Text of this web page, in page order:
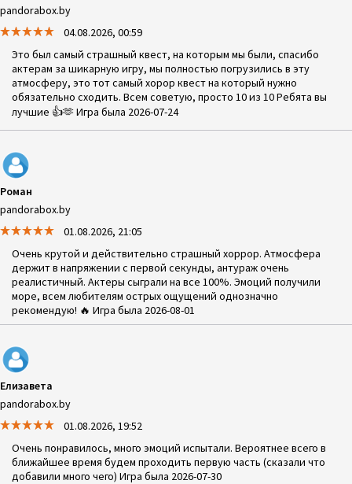
pandorabox.by
04.08.2026, 00:59
Это был самый страшный квест, на которым мы были, спасибо
актерам за шикарную игру, мы полностью погрузились в эту
атмосферу, это тот самый хорор квест на который нужно
обязательно сходить. Всем советую, просто 10 из 10 Ребята вы
лучшие 👍🫶 Игра была 2026-07-24
Роман
pandorabox.by
01.08.2026, 21:05
Очень крутой и действительно страшный хоррор. Атмосфера
держит в напряжении с первой секунды, антураж очень
реалистичный. Актеры сыграли на все 100%. Эмоций получили
море, всем любителям острых ощущений однозначно
рекомендую! 🔥 Игра была 2026-08-01
Елизавета
pandorabox.by
01.08.2026, 19:52
Очень понравилось, много эмоций испытали. Вероятнее всего в
ближайшее время будем проходить первую часть (сказали что
добавили много чего) Игра была 2026-07-30